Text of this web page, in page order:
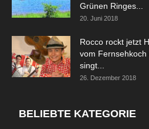
Grünen Ringes...
20. Juni 2018
Rocco rockt jetzt
vom
singt...
26. Dezember 2018
BELIEBTE KATEGORIE